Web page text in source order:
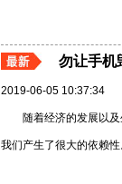
勿让手机
2019-06-05 10:37:34
随着经济的发展以
我们产生了很大的依赖